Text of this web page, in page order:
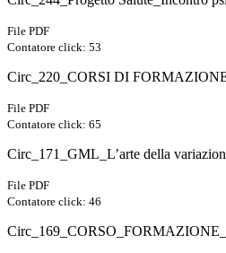
File PDF
Contatore click: 53
Circ_220_CORSI DI
File PDF
Contatore click: 65
Circ_171_GML_L’arte della
File PDF
Contatore click: 46